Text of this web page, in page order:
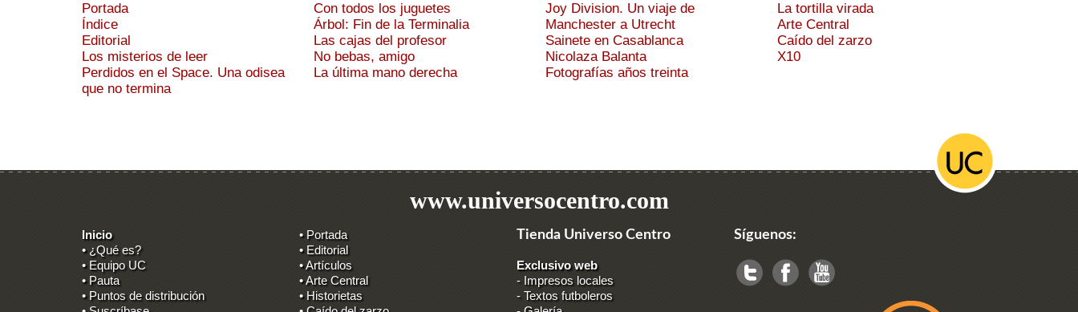
Portada
Índice
Editorial
Los misterios de leer
Perdidos en el Space. Una odisea
que no termina
Con todos los juguetes
Árbol: Fin de la Terminalia
Las cajas del profesor
No bebas, amigo
La última mano derecha
Joy Division. Un viaje de
Manchester a Utrecht
Sainete en Casablanca
Nicolaza Balanta
Fotografías años treinta
La tortilla virada
Arte Central
Caído del zarzo
X10
www.universocentro.com
Inicio
• ¿Qué es?
• Equipo UC
• Pauta
• Puntos de distribución
• Portada
• Editorial
• Artículos
• Arte Central
• Historietas
Tienda Universo Centro
Exclusivo web
- Impresos locales
-Textos futboleros
Síguenos: